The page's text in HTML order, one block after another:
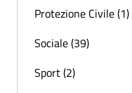
Protezione Civile (1)
Sociale (39)
Sport (2)